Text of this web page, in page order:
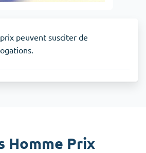
peuvent susciter de
Homme Prix